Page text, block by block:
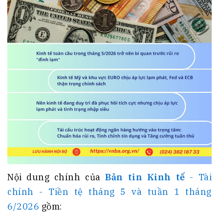
Nội dung chính củaBản tin Kinh tế - Tài
chính - Tiền tệ tháng 5 và tuần 1 tháng
6/2026 gồm: